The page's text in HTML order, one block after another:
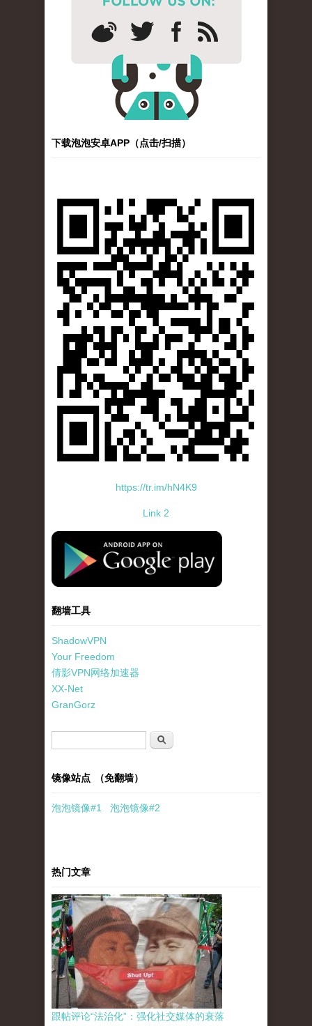
下载泡泡安卓APP（点击/扫描）
https://tr.im/hN4K9
Link 2
standard-icon-googleplay-app-store.png
翻墙工具
ShadowVPN
Your Freedom
倩影VPN网络加速器
XX-Net
GranGorz
搜索
镜像站点 （免翻墙）
泡泡镜像#1 泡泡镜像#2
热门文章
跟帖评论“法治化”：强化社交媒体的衰落